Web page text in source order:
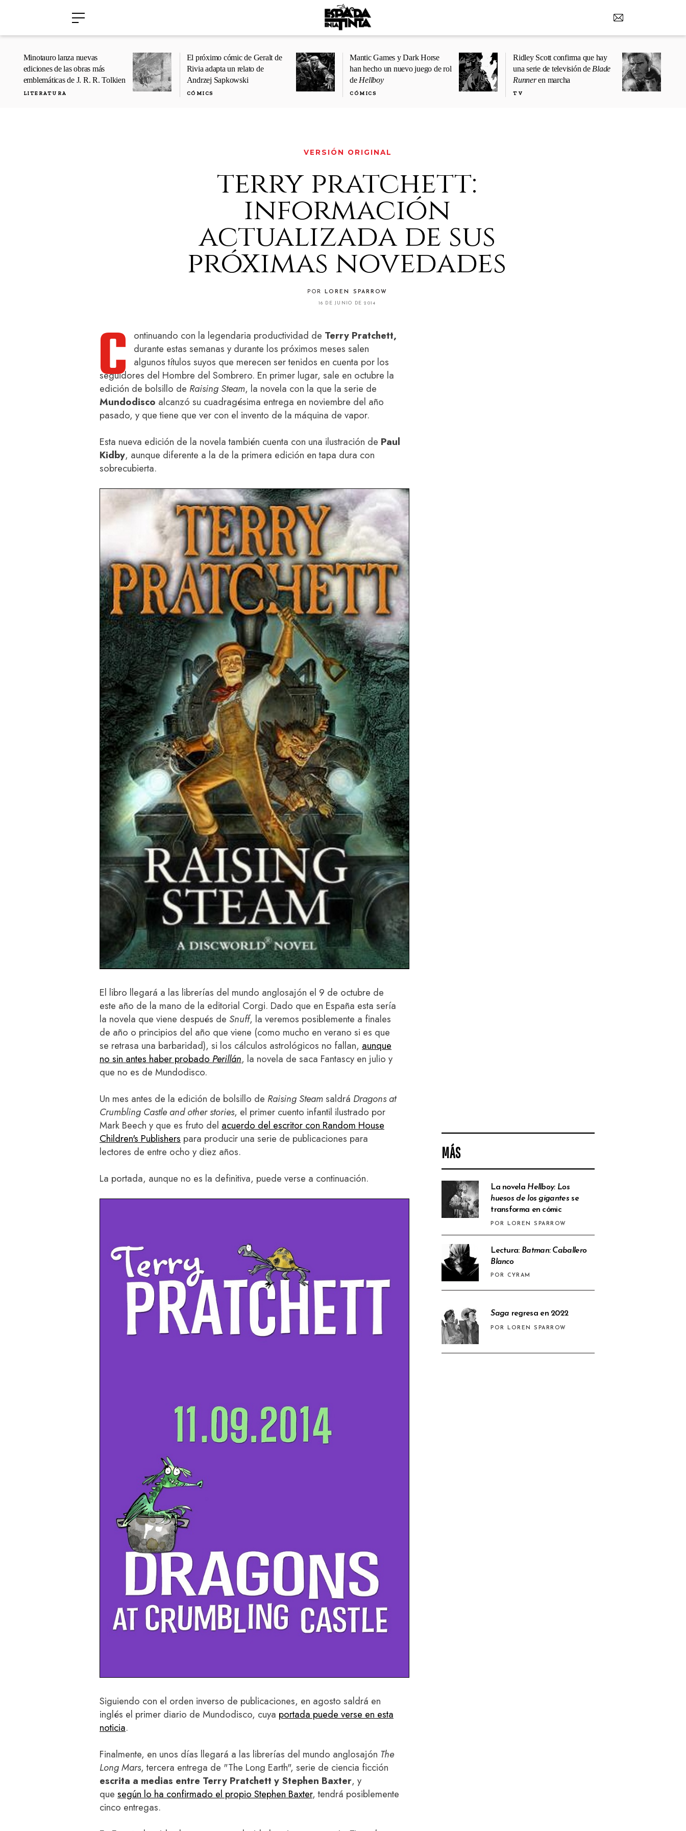
Minotauro lanza nuevas
ediciones de las obras más
emblemáticas de J. R. R. Tolkien
LITERATURA
El próximo cómic de Geralt de
Rivia adapta un relato de
Andrzej Sapkowski
CÓMICS
Mantic Games y Dark Horse
han hecho un nuevo juego de rol
de Hellboy
CÓMICS
Ridley Scott confirma que hay
una serie de televisión de Blade
Runneren marcha
TV
VERSIÓN ORIGINAL
terry pratchett:
información
actualizada de sus
próximas novedades
POR LOREN SPARROW
16 DE JUNIO DE 2014
MÁS
La novela Hellboy: Los
huesos de los gigantesse
transforma en cómic
POR LOREN SPARROW
Lectura: Batman: Caballero
Blanco
POR CYRAM
Saga regresa en 2022
POR LOREN SPARROW
C ontinuando con la legendaria productividad de Terry Pratchett,
durante estas semanas y durante los próximos meses salen
algunos títulos suyos que merecen ser tenidos en cuenta por los
seguidores del Hombre del Sombrero. En primer lugar, sale en octubre la
edición de bolsillo de Raising Steam, la novela con la que la serie de
Mundodisco alcanzó su cuadragésima entrega en noviembre del año
pasado, y que tiene que ver con el invento de la máquina de vapor.
Esta nueva edición de la novela también cuenta con una ilustración de Paul
Kidby, aunque diferente a la de la primera edición en tapa dura con
sobrecubierta.
El libro llegará a las librerías del mundo anglosajón el 9 de octubre de
este año de la mano de la editorial Corgi. Dado que en España esta sería
la novela que viene después de Snuff, la veremos posiblemente a finales
de año o principios del año que viene (como mucho en verano si es que
se retrasa una barbaridad), si los cálculos astrológicos no fallan, aunque
no sin antes haber probado Perillán, la novela de saca Fantascy en julio y
que no es de Mundodisco.
Un mes antes de la edición de bolsillo de Raising Steam saldrá Dragons at
Crumbling Castle and other stories, el primer cuento infantil ilustrado por
Mark Beech y que es fruto del acuerdo del escritor con Random House
Children's Publishers para producir una serie de publicaciones para
lectores de entre ocho y diez años.
La portada, aunque no es la definitiva, puede verse a continuación.
Siguiendo con el orden inverso de publicaciones, en agosto saldrá en
inglés el primer diario de Mundodisco, cuya portada puede verse en esta
noticia.
Finalmente, en unos días llegará a las librerías del mundo anglosajón The
Long Mars, tercera entrega de "The Long Earth", serie de ciencia ficción
escrita a medias entre Terry Pratchett y Stephen Baxter, y
que según lo ha confirmado el propio Stephen Baxter, tendrá posiblemente
cinco entregas.
›